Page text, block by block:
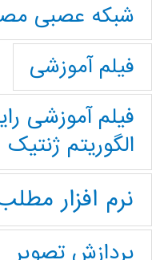
شبکه عصبی
فیلم آموزشی
فیلم آموزشی
الگوریتم ژنتیک
نرم افزار
پردازش تصویر